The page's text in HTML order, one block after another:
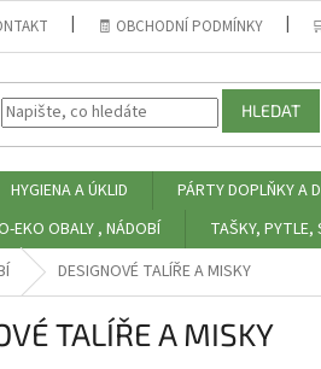
🧾 OBCHODNÍ PODMÍNKY
HLEDAT
HYGIENA A ÚKLID PÁRTY DOPLŇKY A
EKO OBALY , NÁDOBÍ TAŠKY, PYTLE,
DESIGNOVÉ TALÍŘE A MISKY
TALÍŘE A MISKY